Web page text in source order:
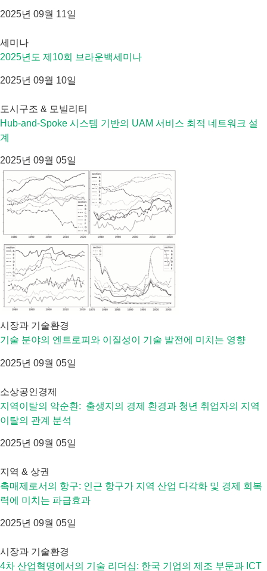
2025년 09월 11일
세미나
2025년도 제10회 브라운백세미나
2025년 09월 10일
도시구조 & 모빌리티
Hub-and-Spoke 시스템 기반의 UAM 서비스 최적 네트워크 설
계
2025년 09월 05일
시장과 기술환경
기술 분야의 엔트로피와 이질성이 기술 발전에 미치는 영향
2025년 09월 05일
소상공인경제
지역이탈의 악순환: 출생지의 경제 환경과 청년 취업자의 지역
이탈의 관계 분석
2025년 09월 05일
지역 & 상권
촉매제로서의 항구: 인근 항구가 지역 산업 다각화 및 경제 회복
력에 미치는 파급효과
2025년 09월 05일
시장과 기술환경
4차 산업혁명에서의 기술 리더십: 한국 기업의 제조 부문과 ICT